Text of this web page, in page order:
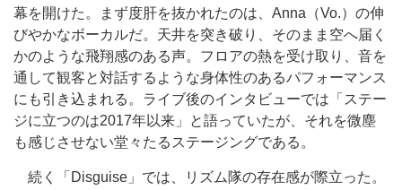
幕を開けた。まず度肝を抜かれたのは、Anna（Vo.）の伸
びやかなボーカルだ。天井を突き破り、そのまま空へ届く
かのような飛翔感のある声。フロアの熱を受け取り、音を
通して観客と対話するような身体性のあるパフォーマンス
にも引き込まれる。ライブ後のインタビューでは「ステー
ジに立つのは2017年以来」と語っていたが、それを微塵
も感じさせない堂々たるステージングである。
続く「Disguise」では、リズム隊の存在感が際立った。